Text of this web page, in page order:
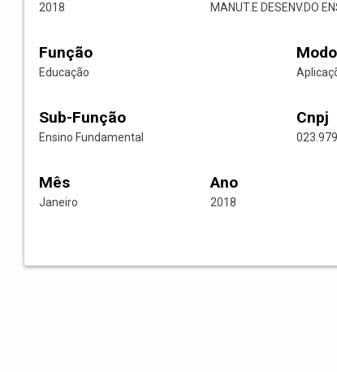
2018 MANUT.E DESENV.DO
Função
Educação
Sub-Função
Ensino Fundamental
Cnpj
Mês
Janeiro
Ano
2018